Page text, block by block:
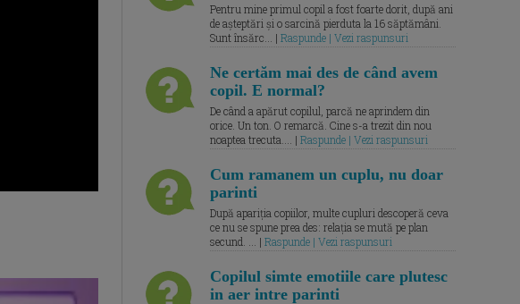
Pentru mine primul copil a fost foarte dorit, după ani
de așteptări și o sarcină pierduta la 16 săptămâni.
Sunt însărc... | Raspunde | Vezi raspunsuri
Ne certăm mai des de când avem
copil. E normal?
De când a apărut copilul, parcă ne aprindem din
orice. Un ton. O remarcă. Cine s-a trezit din nou
noaptea trecuta.... | Raspunde | Vezi raspunsuri
Cum ramanem un cuplu, nu doar
parinti
După apariția copiilor, multe cupluri descoperă ceva
ce nu se spune prea des: relația se mută pe plan
secund. ... | Raspunde | Vezi raspunsuri
Copilul simte emotiile care plutesc
in aer intre parinti